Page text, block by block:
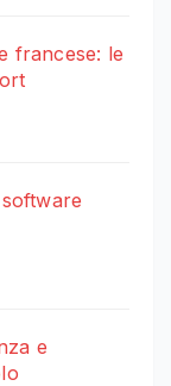
francese: le
e